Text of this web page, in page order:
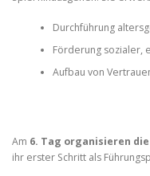
Durchführung
Förderung sozialer,
Aufbau von
Am 6. Tag organisieren
ihr erster Schritt als